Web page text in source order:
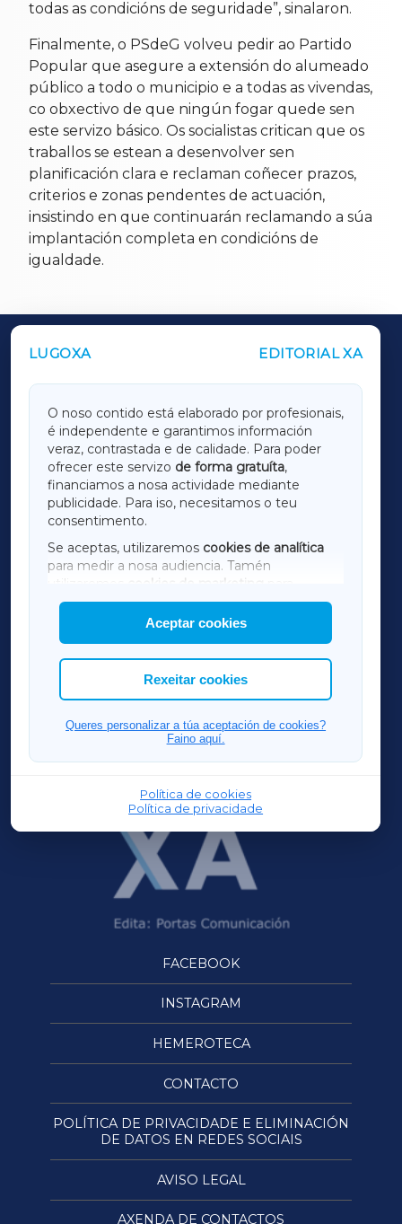
todas as condicións de seguridade”, sinalaron.
Finalmente, o PSdeG volveu pedir ao Partido
Popular que asegure a extensión do alumeado
público a todo o municipio e a todas as vivendas,
co obxectivo de que ningún fogar quede sen
este servizo básico. Os socialistas critican que os
traballos se estean a desenvolver sen
planificación clara e reclaman coñecer prazos,
criterios e zonas pendentes de actuación,
insistindo en que continuarán reclamando a súa
implantación completa en condicións de
igualdade.
LUGOXA EDITORIAL XA
O noso contido está elaborado por profesionais,
é independente e garantimos información
veraz, contrastada e de calidade. Para poder
ofrecer este servizo de forma gratuíta,
financiamos a nosa actividade mediante
publicidade. Para iso, necesitamos o teu
consentimento.
Se aceptas, utilizaremos cookies de analítica
para medir a nosa audiencia. Tamén
utilizaremos
cookies de marketing
mostrar publicidade de terceiros.
Así mesmo, podes personalizar a elección das
cookies que desexas permitir.
Aceptar cookies
Rexeitar cookies
Queres personalizar a túa aceptación de cookies?
Faino aquí.
Política de cookies
Política de privacidade
OUTROS PERIÓDICOS
LUGOXA
TERRACHAXA
AMARIÑAXA
RIBEIRASACRAXA
ACORUÑAXA
FERROLXA
OURENSEXA
FACEBOOK
INSTAGRAM
HEMEROTECA
CONTACTO
POLÍTICA DE PRIVACIDADE E ELIMINACIÓN
DE DATOS EN REDES SOCIAIS
AVISO LEGAL
AXENDA DE CONTACTOS